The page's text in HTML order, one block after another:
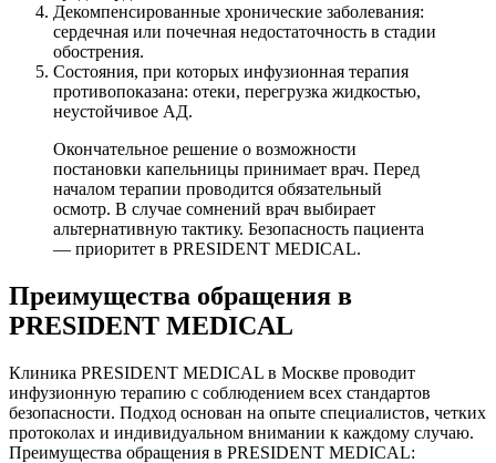
Декомпенсированные хронические заболевания:
сердечная или почечная недостаточность в стадии
обострения.
Состояния, при которых инфузионная терапия
противопоказана: отеки, перегрузка жидкостью,
неустойчивое АД.
Окончательное решение о возможности
постановки капельницы принимает врач. Перед
началом терапии проводится обязательный
осмотр. В случае сомнений врач выбирает
альтернативную тактику. Безопасность пациента
— приоритет в PRESIDENT MEDICAL.
Преимущества обращения в
PRESIDENT MEDICAL
Клиника PRESIDENT MEDICAL в Москве проводит
инфузионную терапию с соблюдением всех стандартов
безопасности. Подход основан на опыте специалистов, четких
протоколах и индивидуальном внимании к каждому случаю.
Преимущества обращения в PRESIDENT MEDICAL: